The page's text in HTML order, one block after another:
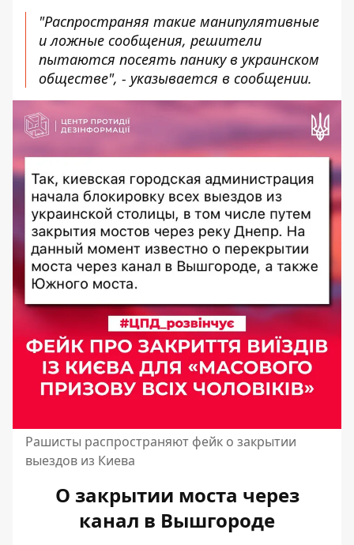
"Распространяя такие манипулятивные
и ложные сообщения, решители
пытаются посеять панику в украинском
обществе", - указывается в сообщении.
Рашисты распространяют фейк о закрытии
выездов из Киева
О закрытии моста через
канал в Вышгороде